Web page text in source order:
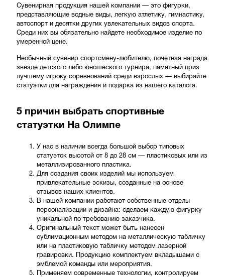
Сувенирная продукция нашей компании — это фигурки,
представляющие водные виды, легкую атлетику, гимнастику,
автоспорт и десятки других увлекательных видов спорта.
Среди них вы обязательно найдете необходимое изделие по
умеренной цене.
Необычный сувенир спортсмену-любителю, почетная награда
звезде детского либо юношеского турнира, памятный приз
лучшему игроку соревнований среди взрослых — выбирайте
статуэтки для награждения и подарка из нашего каталога.
5 причин выбрать спортивные
статуэтки На Олимпе
У нас в наличии всегда большой выбор типовых
статуэток высотой от 8 до 28 см — пластиковых или из
металлизированного пластика.
Для создания своих изделий мы используем
привлекательные эскизы, созданные на основе
отзывов наших клиентов.
В нашей компании работают собственные отделы
персонализации и дизайна: сделаем каждую фигурку
уникальной по требованию заказчика.
Оригинальный текст может быть нанесен
сублимационным методом на металлическую табличку
или на пластиковую табличку методом лазерной
гравировки. Продукцию комплектуем вкладышами с
эмблемой команды или мероприятия.
Применяем современные технологии, контролируем